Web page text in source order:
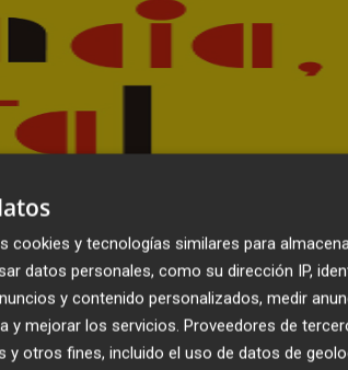
y tecnologías similares para
datos personales, como su dirección IP,
y contenido personalizados, medir
y mejorar los servicios. Proveedores de
otros fines, incluido el uso de datos de